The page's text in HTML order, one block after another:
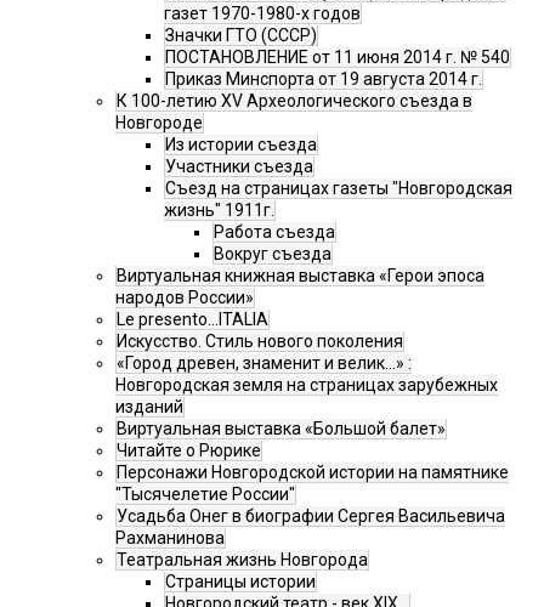
газет 1970-1980-х годов
Значки ГТО (СССР)
ПОСТАНОВЛЕНИЕ от 11 июня 2014 г. № 540
Приказ Минспорта от 19 августа 2014 г.
К 100-летию XV Археологического съезда в
Новгороде
Из истории съезда
Участники съезда
Cъезд на страницах газеты "Новгородская
жизнь" 1911г.
Работа съезда
Вокруг съезда
Виртуальная книжная выставка «Герои эпоса
народов России»
Le presento...ITALIA
Искусство. Стиль нового поколения
«Город древен, знаменит и велик…» :
Новгородская земля на страницах зарубежных
изданий
Виртуальная выставка «Большой балет»
Читайте о Рюрике
Персонажи Новгородской истории на памятнике
"Тысячелетие России"
Усадьба Онег в биографии Сергея Васильевича
Рахманинова
Театральная жизнь Новгорода
Страницы истории